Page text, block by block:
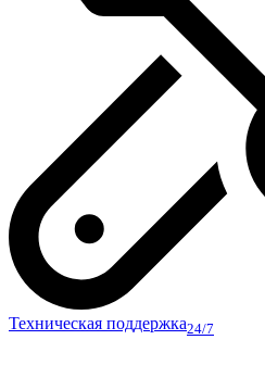
Техническая поддержка24/7